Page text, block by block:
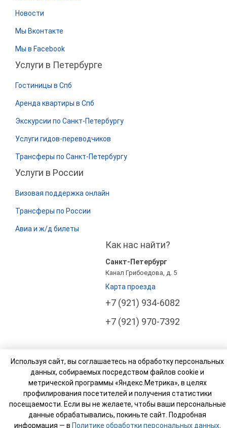
Новости
Мы Вконтакте
Мы в Facebook
Услуги в Петербурге
Гостиницы в Спб
Аренда квартиры в Спб
Экскурсии по Санкт-Петербургу
Услуги гидов-переводчиков
Трансферы по Санкт-Петербургу
Услуги в России
Визовая поддержка онлайн
Трансферы по России
Авиа и ж/д билеты
Как нас найти?
Санкт-Петербург
Канал Грибоедова, д. 5
Карта проезда
+7 (921) 934-6082
+7 (921) 970-7392
© Компания Росси Тур Бизнес (РТ Бизнес). 2003-
2026
Реестровый номер туроператора: МВТ 007765
Используя сайт, вы соглашаетесь на обработку персональных
данных, собираемых посредством файлов cookie и
метрической программы «Яндекс.Метрика», в целях
профилирования посетителей и получения статистики
посещаемости. Если вы не желаете, чтобы ваши персональные
данные обрабатывались, покиньте сайт. Подробная
информация — в Политике обработки персональных данных.